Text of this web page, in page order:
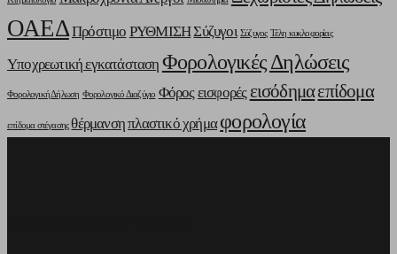
ΟΑΕΔΠρόστιμο ΡΥΘΜΙΣΗΣύζυγοι Σύζυγος Τέλη κυκλοφορίας
Υποχρεωτική εγκατάσταση Φορολογικές Δηλώσεις
Φορολογική Δήλωση Φορολογικό Διαζύγιο Φόροςεισφορές εισόδημαεπίδομα
επίδομα στέγασης θέρμανσηπλαστικό χρήμα φορολογία